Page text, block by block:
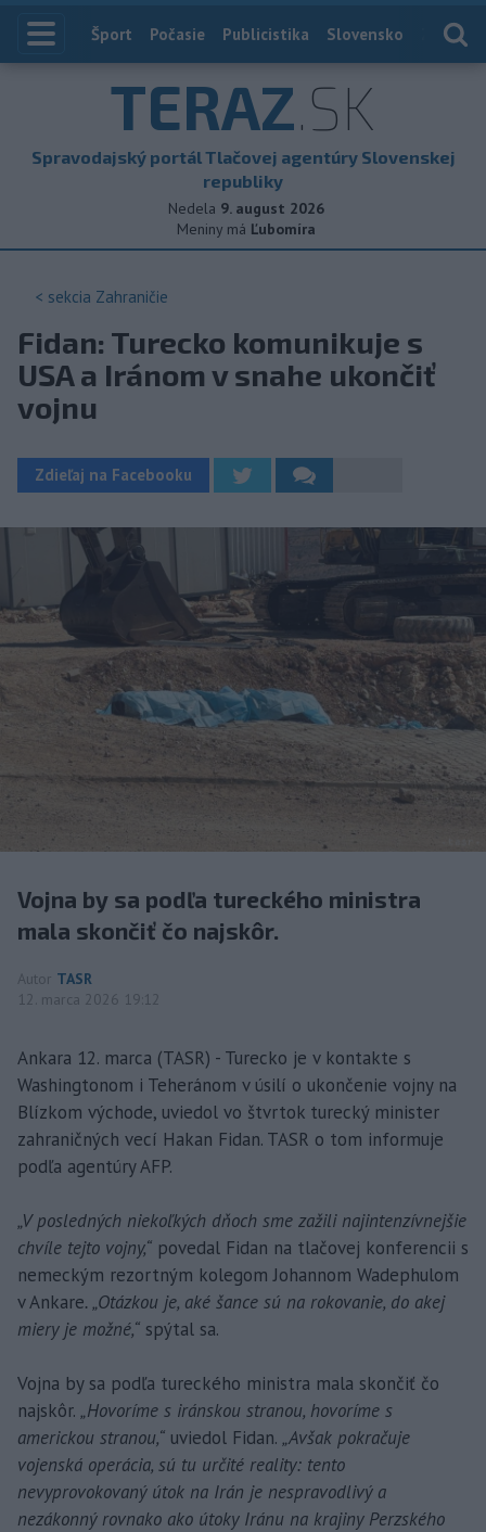
Index
Šport Počasie Publicistika Slovensko
TERAZ.SK
Spravodajský portál Tlačovej agentúry Slovenskej
republiky
Nedela 9. august 2026
Meniny má Ľubomíra
< sekcia Zahraničie
Fidan: Turecko komunikuje s
USA a Iránom v snahe ukončiť
vojnu
Zdieľaj na Facebooku
Vojna by sa podľa tureckého ministra
mala skončiť čo najskôr.
Autor TASR
12. marca 2026 19:12
Ankara 12. marca (TASR) - Turecko je v kontakte s
Washingtonom i Teheránom v úsilí o ukončenie vojny na
Blízkom východe, uviedol vo štvrtok turecký minister
zahraničných vecí Hakan Fidan. TASR o tom informuje
podľa agentúry AFP.
„V posledných niekoľkých dňoch sme zažili najintenzívnejšie
chvíle tejto vojny,“ povedal Fidan na tlačovej konferencii s
nemeckým rezortným kolegom Johannom Wadephulom
v Ankare. „Otázkou je, aké šance sú na rokovanie, do akej
miery je možné,“ spýtal sa.
Vojna by sa podľa tureckého ministra mala skončiť čo
najskôr. „Hovoríme s iránskou stranou, hovoríme s
americkou stranou,“ uviedol Fidan. „Avšak pokračuje
vojenská operácia, sú tu určité reality: tento
nevyprovokovaný útok na Irán je nespravodlivý a
nezákonný rovnako ako útoky Iránu na krajiny Perzského